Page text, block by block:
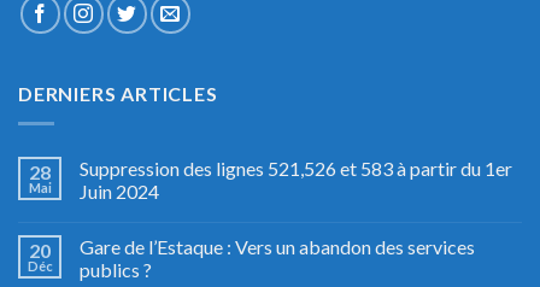
DERNIERS ARTICLES
28
Mai
Suppression des lignes 521,526 et 583 à partir du 1er
Juin 2024
20
Déc
Gare de l’Estaque : Vers un abandon des services
publics ?